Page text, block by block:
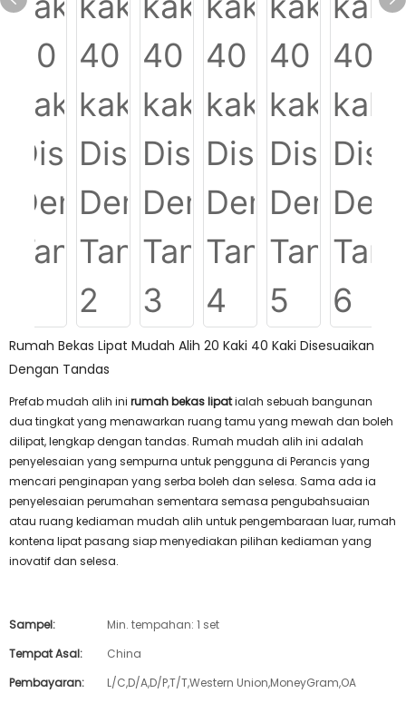
Rumah Bekas Lipat Mudah Alih 20 Kaki 40 Kaki Disesuaikan
Dengan Tandas
Prefab mudah alih ini rumah bekas lipatialah sebuah bangunan
dua tingkat yang menawarkan ruang tamu yang mewah dan boleh
dilipat, lengkap dengan tandas. Rumah mudah alih ini adalah
penyelesaian yang sempurna untuk pengguna di Perancis yang
mencari penginapan yang serba boleh dan selesa. Sama ada ia
penyelesaian perumahan sementara semasa pengubahsuaian
atau ruang kediaman mudah alih untuk pengembaraan luar, rumah
kontena lipat pasang siap menyediakan pilihan kediaman yang
inovatif dan selesa.
Sampel:
Min. tempahan: 1 set
Tempat Asal:
China
Pembayaran:
L/C,D/A,D/P,T/T,Western Union,MoneyGram,OA